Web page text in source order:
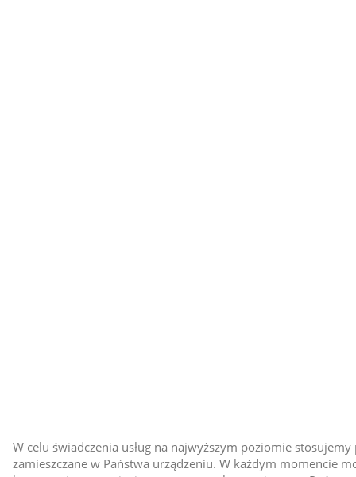
W celu świadczenia usług na najwyższym poziomie
zamieszczane w Państwa urządzeniu. W każdym momencie